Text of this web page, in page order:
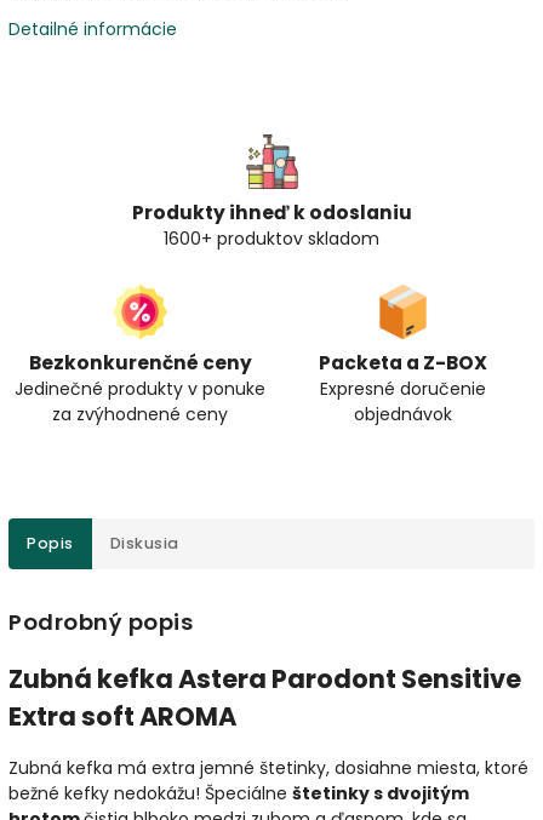
Detailné informácie
Produkty ihneď k odoslaniu
1600+ produktov skladom
Bezkonkurenčné ceny
Jedinečné produkty v ponuke
za zvýhodnené ceny
Packeta a Z-BOX
Expresné doručenie
objednávok
Popis Diskusia
Podrobný popis
Zubná kefka Astera Parodont Sensitive
Extra soft AROMA
Zubná kefka má extra jemné štetinky, dosiahne miesta, ktoré
bežné kefky nedokážu! Špeciálne štetinky s dvojitým